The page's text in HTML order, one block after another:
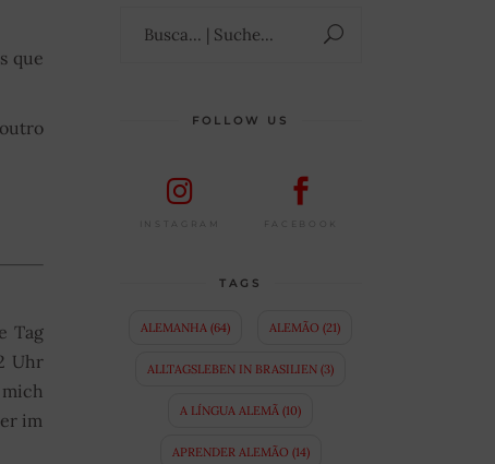
que
Tag
Uhr
im
FOLLOW US
INSTAGRAM FACEBOOK
TAGS
ALEMANHA (64) ALEMÃO (21)
ALLTAGSLEBEN IN BRASILIEN (3)
A LÍNGUA ALEMÃ (10)
APRENDER ALEMÃO (14)